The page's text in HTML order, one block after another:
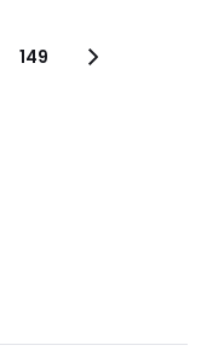
149